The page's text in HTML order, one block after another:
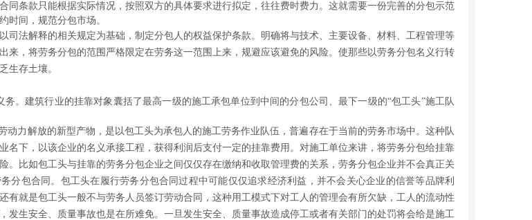
同条款只能根据实际情况，按照双方的具体要求进行拟定，往往费时费力。这就需要一份完善的分包示范
约时间，规范分包市场。
司法解释的相关规定为基础，制定分包人的权益保护条款。明确将与技术、主要设备、材料、工程管理等
来，将劳务分包的范围严格限定在劳务这一范围上来，规避应该避免的风险。使那些以劳务分包名义行转
生存土壤。
务。建筑行业的挂靠对象囊括了最高一级的施工承包单位到中间的分包公司、最下一级的“包工头”施工队
动力解放的新型产物，是以包工头为承包人的施工劳务作业队伍，普遍存在于当前的劳务市场中。这种队
名下，以该企业的名义承接工程，获得利润后支付一定的挂靠费用。对施工单位来讲，将劳务分包给挂靠
。比如包工头与挂靠的劳务分包企业之间仅仅存在缴纳和收取管理费的关系，劳务分包企业并不会真正关
分包合同。包工头在履行劳务分包合同过程中可能仅仅追求经济利益，并不会关心企业的信誉等品牌利
有就是包工头一般不与劳务人员签订劳动合同，这种用工模式下对工人的管理会有所欠缺，工人的流动性
发生安全、质量事故也是在所难免。一旦发生安全、质量事故造成停工或者有关部门的处罚将会给是施工